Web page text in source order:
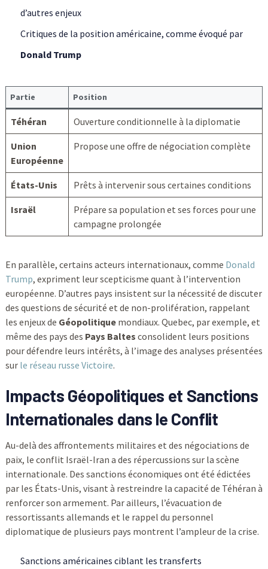
d’autres enjeux
Critiques de la position américaine, comme évoqué par
Donald Trump
Partie Position
Téhéran Ouverture conditionnelle à la diplomatie
Union
Européenne
Propose une offre de négociation complète
États-Unis Prêts à intervenir sous certaines conditions
Israël
Prépare sa population et ses forces pour une
campagne prolongée
En parallèle, certains acteurs internationaux, comme Donald
Trump, expriment leur scepticisme quant à l’intervention
européenne. D’autres pays insistent sur la nécessité de discuter
des questions de sécurité et de non-prolifération, rappelant
les enjeux de Géopolitiquemondiaux. Quebec, par exemple, et
même des pays des Pays Baltes consolident leurs positions
pour défendre leurs intérêts, à l’image des analyses présentées
sur le réseau russe Victoire.
Impacts Géopolitiques et Sanctions
Internationales dans le Conflit
Au-delà des affrontements militaires et des négociations de
paix, le conflit Israël-Iran a des répercussions sur la scène
internationale. Des sanctions économiques ont été édictées
par les États-Unis, visant à restreindre la capacité de Téhéran à
renforcer son armement. Par ailleurs, l’évacuation de
ressortissants allemands et le rappel du personnel
diplomatique de plusieurs pays montrent l’ampleur de la crise.
Sanctions américaines ciblant les transferts